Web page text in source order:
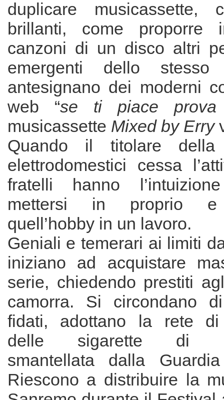
duplicare musicassette,
brillanti, come
canzoni di un disco altri
emergenti dello
antesignano dei moderni
web “se ti piace prova
musicassette Mixed by Erry
Quando il titolare
elettrodomestici cessa
fratelli hanno
mettersi in proprio e
quell’hobby in un lavoro.
Geniali e temerari ai limiti
iniziano ad acquistare
serie, chiedendo prestiti
camorra. Si circondano
fidati, adottano la rete di
delle sigarette di
smantellata dalla
Riescono a distribuire la